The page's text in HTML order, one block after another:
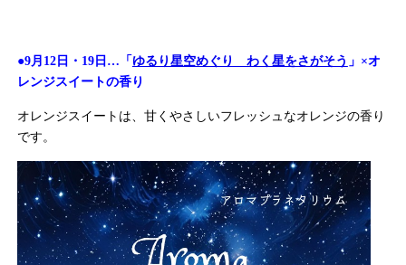
●9月12日・19日…「ゆるり星空めぐり わく星をさがそう 」×オ
レンジスイートの香り
オレンジスイートは、甘くやさしいフレッシュなオレンジの香り
です。